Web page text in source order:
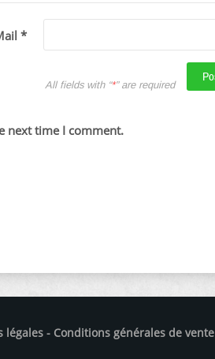
*
All fields with “*” are required
next time I comment.
légales - Conditions générales de vente